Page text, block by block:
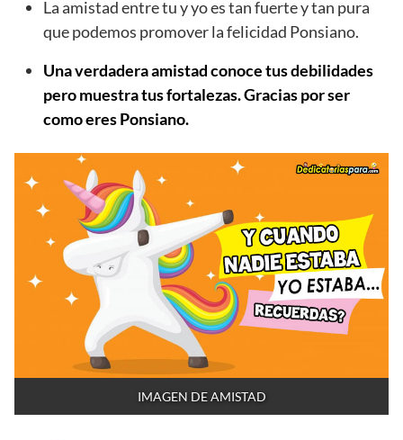
La amistad entre tu y yo es tan fuerte y tan pura
que podemos promover la felicidad Ponsiano.
Una verdadera amistad conoce tus debilidades
pero muestra tus fortalezas. Gracias por ser
como eres Ponsiano.
IMAGEN DE AMISTAD